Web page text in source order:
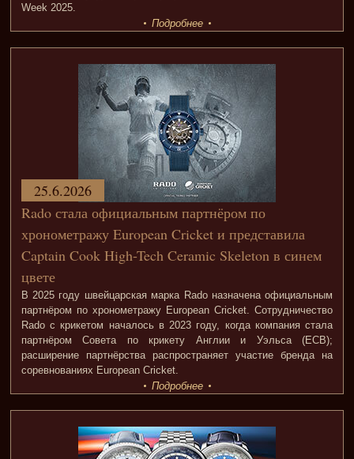
Week 2025.
Подробнее
Rado стала официальным партнёром по
хронометражу European Cricket и представила
Captain Cook High-Tech Ceramic Skeleton в синем
цвете
В 2025 году швейцарская марка Rado назначена официальным
партнёром по хронометражу European Cricket. Сотрудничество
Rado с крикетом началось в 2023 году, когда компания стала
партнёром Совета по крикету Англии и Уэльса (ECB);
расширение партнёрства распространяет участие бренда на
соревнованиях European Cricket.
25.6.2026
Подробнее